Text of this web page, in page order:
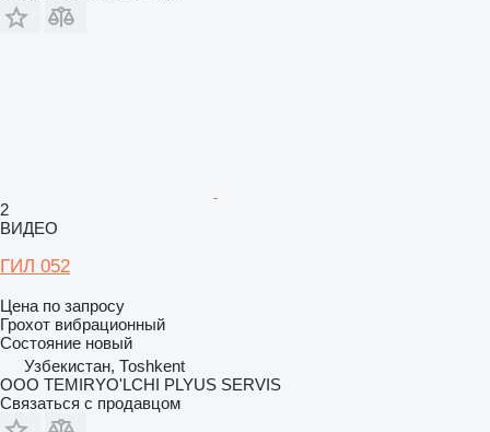
2
ВИДЕО
ГИЛ 052
Цена по запросу
Грохот вибрационный
Состояние новый
Узбекистан, Тоshkent
OOO TEMIRYO'LCHI PLYUS SERVIS
Связаться с продавцом